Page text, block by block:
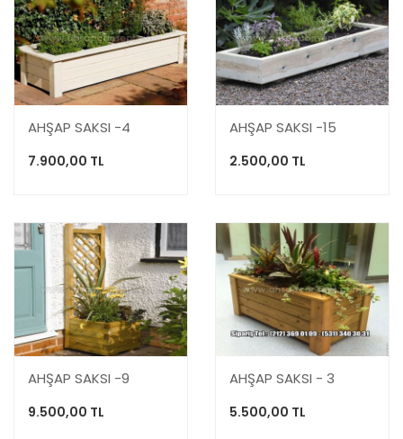
AHŞAP SAKSI -4
7.900,00 TL
AHŞAP SAKSI -15
2.500,00 TL
AHŞAP SAKSI -9
9.500,00 TL
AHŞAP SAKSI - 3
5.500,00 TL